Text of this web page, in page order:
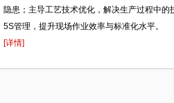
隐患；主导工艺技术优化，解决生产过程中
5S管理，提升现场作业效率与标准化水平。
[详情]